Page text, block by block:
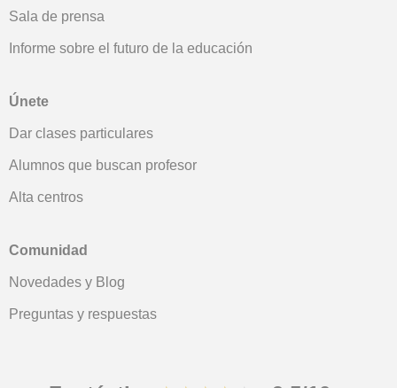
Sala de prensa
Informe sobre el futuro de la educación
Únete
Dar clases particulares
Alumnos que buscan profesor
Alta centros
Comunidad
Novedades y Blog
Preguntas y respuestas